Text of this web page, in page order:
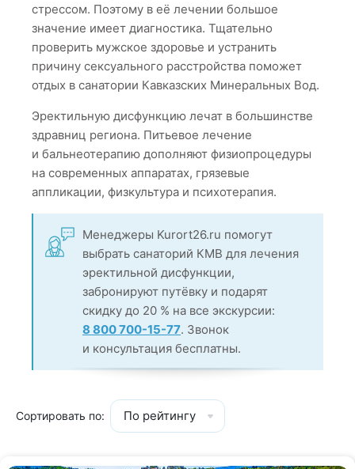
стрессом. Поэтому в её лечении большое
значение имеет диагностика. Тщательно
проверить мужское здоровье и устранить
причину сексуального расстройства поможет
отдых в санатории Кавказских Минеральных Вод.
Эректильную дисфункцию лечат в большинстве
здравниц региона. Питьевое лечение
и бальнеотерапию дополняют физиопроцедуры
на современных аппаратах, грязевые
аппликации, физкультура и психотерапия.
Менеджеры Kurort26.ru помогут
выбрать санаторий КМВ для лечения
эректильной дисфункции,
забронируют путёвку и подарят
скидку до 20 % на все экскурсии:
8 800 700-15-77. Звонок
и консультация бесплатны.
Сортировать по: По рейтингу